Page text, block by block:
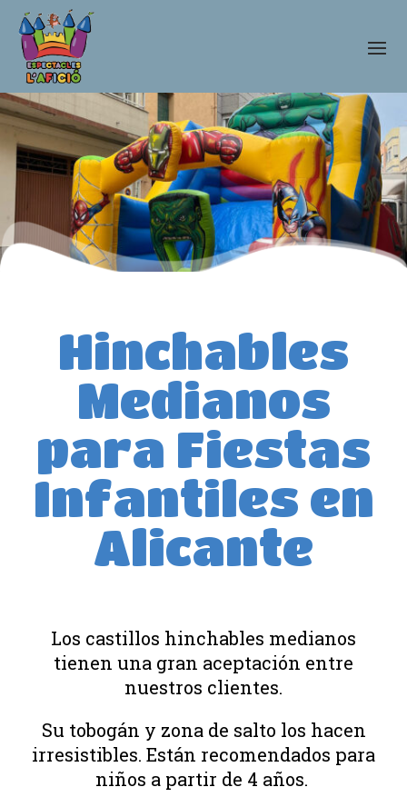
Hinchables
Medianos
para Fiestas
Infantiles en
Alicante
Los castillos hinchables medianos
tienen una gran aceptación entre
nuestros clientes.
Su tobogán y zona de salto los hacen
irresistibles. Están recomendados para
niños a partir de 4 años.